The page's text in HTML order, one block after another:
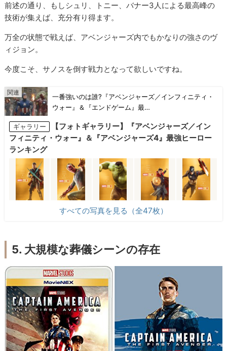
前述の通り、もしシュリ、トニー、バナー3人による最高峰の
技術が集えば、充分有り得ます。
万全の状態で戦えば、アベンジャーズ内でもかなりの強さのヴ
ィジョン。
今度こそ、サノスを倒す戦力となって欲しいですね。
一番強いのは誰?『アベンジャーズ／インフィニティ・
ウォー』＆『エンドゲーム』最…
ギャラリー
【フォトギャラリー】『アベンジャーズ／イン
フィニティ・ウォー』＆『アベンジャーズ4』最強ヒーロー
ランキング
すべての写真を見る（全47枚）
5. 大規模な葬儀シーンの存在